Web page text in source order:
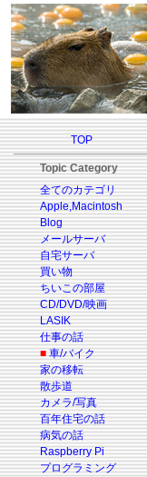
TOP
Topic Category
全てのカテゴリ
Apple,Macintosh
Blog
メールサーバ
自宅サーバ
買い物
ちいこの部屋
CD/DVD/映画
LASIK
仕事の話
■ 車/バイク
家の移転
散歩道
カメラ/写真
百年住宅の話
病気の話
Raspberry Pi
プログラミング